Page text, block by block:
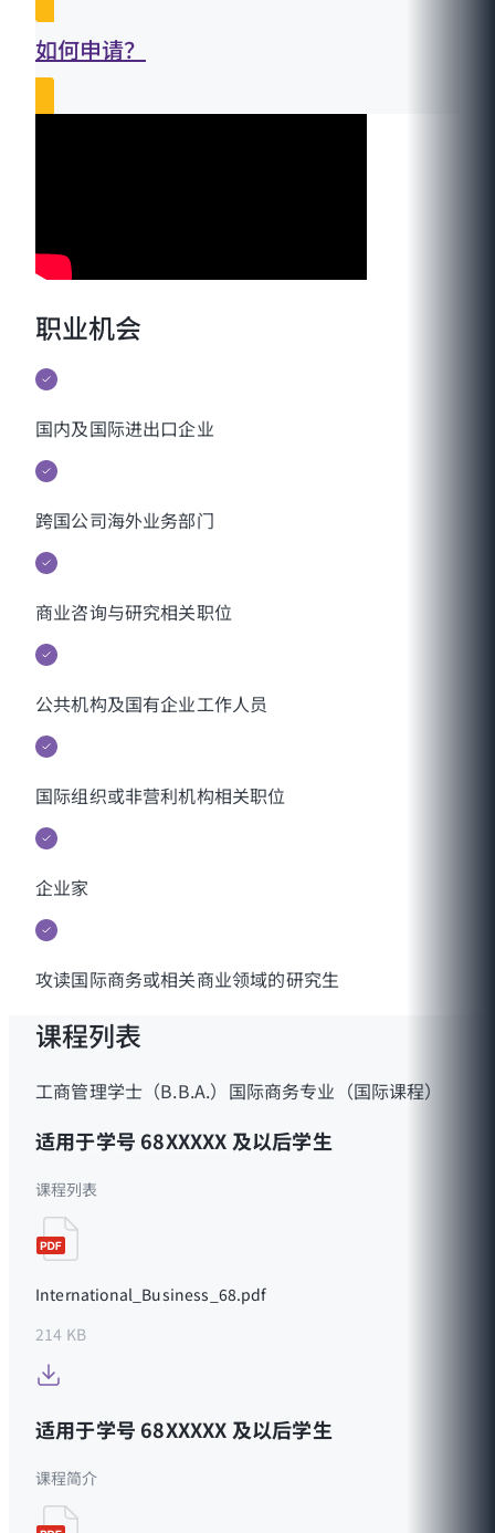
如何申请？
职业机会
国内及国际进出口企业
跨国公司海外业务部门
商业咨询与研究相关职位
公共机构及国有企业工作人员
国际组织或非营利机构相关职位
企业家
攻读国际商务或相关商业领域的研究生
课程列表
工商管理学士（B.B.A.）国际商务专业（国际课程）
适用于学号 68XXXXX 及以后学生
课程列表
International_Business_68.pdf
214 KB
适用于学号 68XXXXX 及以后学生
课程简介